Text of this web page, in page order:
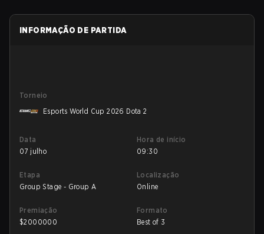
INFORMAÇÃO DE PARTIDA
Torneio
Esports World Cup 2026 Dota 2
Data
07 julho
Hora de início
09:30
Etapa
Group Stage - Group A
Localização
Online
Premiação
$2000000
Formato
Best of 3